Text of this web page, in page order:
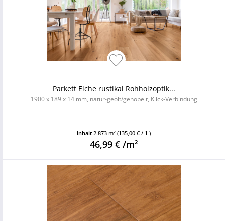
Parkett Eiche rustikal Rohholzoptik...
1900 x 189 x 14 mm, natur-geölt/gehobelt, Klick-Verbindung
Inhalt 2.873 m² (135,00 € / 1 )
46,99 € /m²